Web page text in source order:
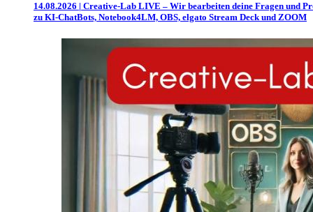
14.08.2026 | Creative-Lab LIVE – Wir bearbeiten deine Fragen und
zu KI-ChatBots, Notebook4LM, OBS, elgato Stream Deck und ZOOM